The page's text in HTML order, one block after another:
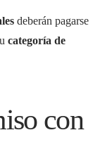
deberán pagarse
categoría de
con